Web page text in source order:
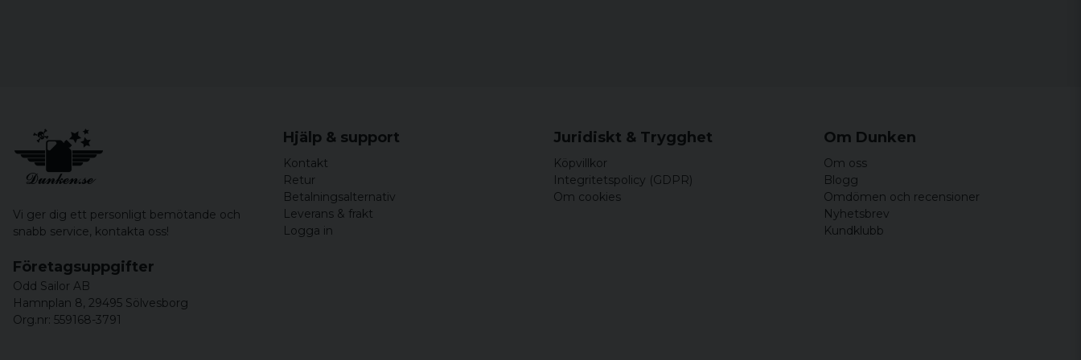
Vi ger dig ett personligt bemötande och
snabb service, kontakta oss!
Hjälp & support
Kontakt
Retur
Betalningsalternativ
Leverans & frakt
Logga in
Juridiskt & Trygghet
Köpvillkor
Integritetspolicy (GDPR)
Om cookies
Om Dunken
Om oss
Blogg
Omdömen och recensioner
Nyhetsbrev
Kundklubb
Företagsuppgifter
Odd Sailor AB
Hamnplan 8, 29495 Sölvesborg
Org.nr: 559168-3791